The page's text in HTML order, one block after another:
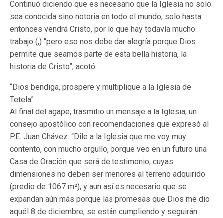
Continuó diciendo que es necesario que la Iglesia no solo
sea conocida sino notoria en todo el mundo, solo hasta
entonces vendrá Cristo, por lo que hay todavía mucho
trabajo (,) “pero eso nos debe dar alegría porque Dios
permite que seamos parte de esta bella historia, la
historia de Cristo”, acotó.
“Dios bendiga, prospere y multiplique a la Iglesia de
Tetela”
Al final del ágape, trasmitió un mensaje a la Iglesia, un
consejo apostólico con recomendaciones que expresó al
P.E. Juan Chávez: “Dile a la Iglesia que me voy muy
contento, con mucho orgullo, porque veo en un futuro una
Casa de Oración que será de testimonio, cuyas
dimensiones no deben ser menores al terreno adquirido
(predio de 1067 m²), y aun así es necesario que se
expandan aún más porque las promesas que Dios me dio
aquél 8 de diciembre, se están cumpliendo y seguirán